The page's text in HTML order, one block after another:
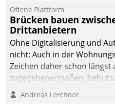
Offene Plattform
Brücken bauen
Drittanbietern
Ohne Digitalisierung und
nicht: Auch in der
Zeichen daher schon längst
zugegebenermaßen,
Branchen.
Andreas Lerchner